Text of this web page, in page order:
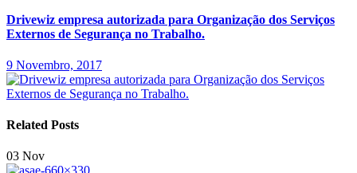
Drivewiz empresa autorizada para Organização dos Serviços
Externos de Segurança no Trabalho.
9 Novembro, 2017
Related Posts
03 Nov